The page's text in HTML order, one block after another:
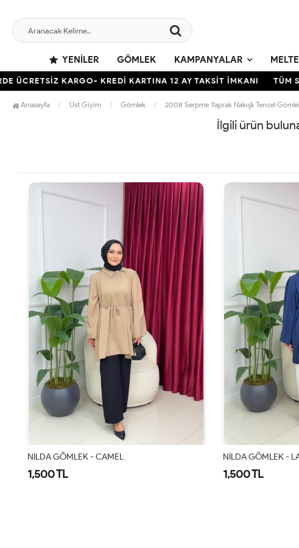
YENILER GÖMLEK KAMPANYALAR
KARGO- KREDİ KARTINA 12 AY TAKSİT İMKANI TÜM
Anasayfa Üst Giyim Gömlek 2008 Serpme Yaprak Nakışlı Tencel
İlgili ürün
NİLDA GÖMLEK - CAMEL
1,500 TL
NİLDA GÖMLEK -
1,500 TL